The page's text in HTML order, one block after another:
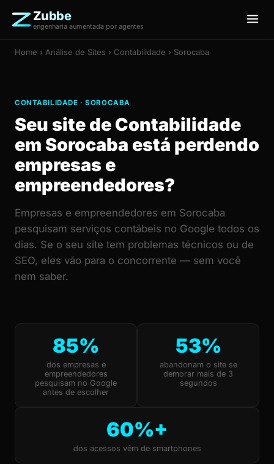
Zubbe
engenharia aumentada por agentes
Home › Análise de Sites › Contabilidade › Sorocaba
CONTABILIDADE · SOROCABA
Seu site de Contabilidade
em Sorocaba está perdendo
empresas e
empreendedores?
Empresas e empreendedores em Sorocaba
pesquisam serviços contábeis no Google todos os
dias. Se o seu site tem problemas técnicos ou de
SEO, eles vão para o concorrente — sem você
nem saber.
85%
dos empresas e
empreendedores
pesquisam no Google
antes de escolher
53%
abandonam o site se
demorar mais de 3
segundos
60%+
dos acessos vêm de smartphones